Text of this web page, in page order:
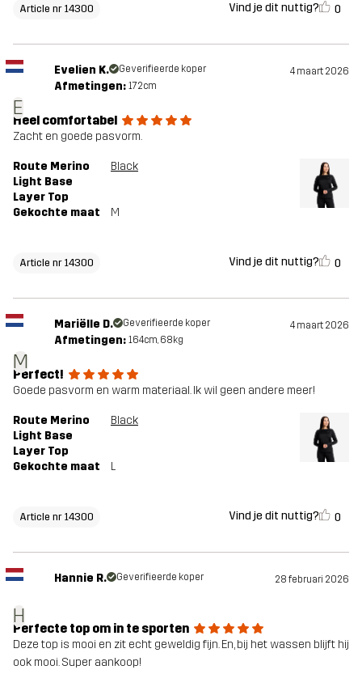
Article nr 14300 Vind je dit nuttig? 0
E
Evelien K. Geverifieerde koper 4 maart 2026
Afmetingen: 172cm
Heel comfortabel
Zacht en goede pasvorm.
Route Merino
Light Base
Layer Top
Black
Gekochte maat M
Article nr 14300 Vind je dit nuttig? 0
M
Mariëlle D. Geverifieerde koper 4 maart 2026
Afmetingen: 164cm, 68kg
Perfect!
Goede pasvorm en warm materiaal. Ik wil geen andere meer!
Route Merino
Light Base
Layer Top
Black
Gekochte maat L
Article nr 14300 Vind je dit nuttig? 0
H
Hannie R. Geverifieerde koper 28 februari 2026
Perfecte top om in te sporten
Deze top is mooi en zit echt geweldig fijn. En, bij het wassen blijft hij
ook mooi. Super aankoop!